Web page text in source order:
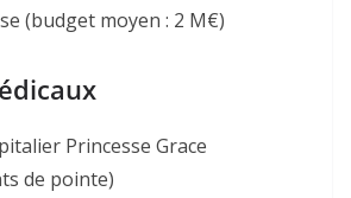
(budget moyen : 2 M€)
Princesse Grace
de pointe)